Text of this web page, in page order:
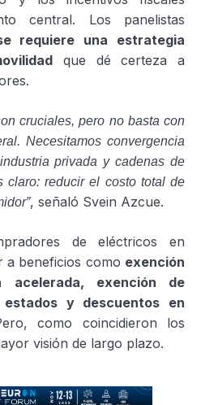
central. Los panelistas
requiere una estrategia
que dé certeza a
cruciales, pero no basta con
Necesitamos convergencia
privada y cadenas de
claro: reducir el costo total de
, señaló Svein Azcue.
de eléctricos en
a beneficios como exención
acelerada, exención de
y descuentos en
como coincidieron los
visión de largo plazo.